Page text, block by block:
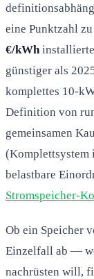
eine Punktzahl
€/kWh
günstiger als
komplettes 10-
Definition von
gemeinsamen
belastbare
Stromspeicher-
Ob ein Speicher
Einzelfall ab —
nachrüsten will,